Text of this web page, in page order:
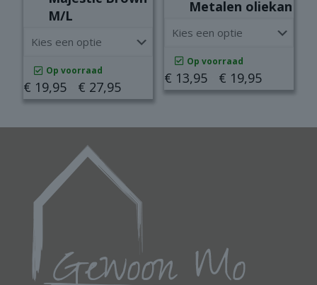
M/L
Op voorraad
€ 19,95 € 27,95Prijsklasse:
€ 19,95
€ 27,95
Dit
kan
productpagina
Metalen oliekan
Op voorraad
€ 13,95 € 19,95
€ 13,95
Dit
productpagina